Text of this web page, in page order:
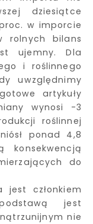
dziesiątce
w imporcie
rolnych bilans
ujemny. Dla
i roślinnego
uwzględnimy
artykuły
wynosi -3
roślinnej
ponad 4,8
konsekwencją
do
jest członkiem
jest
nie